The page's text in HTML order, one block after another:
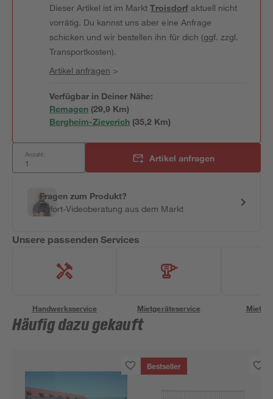
Dieser Artikel ist im MarktTroisdorfaktuell nicht
vorrätig. Du kannst uns aber eine Anfrage
schicken und wir bestellen ihn für dich (ggf. zzgl.
Transportkosten).
Artikel anfragen >
Verfügbar in Deiner Nähe:
Remagen (29,9 Km)
Bergheim-Zieverich (35,2 Km)
Anzahl: Artikel anfragen
Fragen zum Produkt?
Sofort-Videoberatung aus dem Markt
Unsere passenden Services
Handwerksservice Mietgeräteservice
Häufig dazu gekauft
Bestseller